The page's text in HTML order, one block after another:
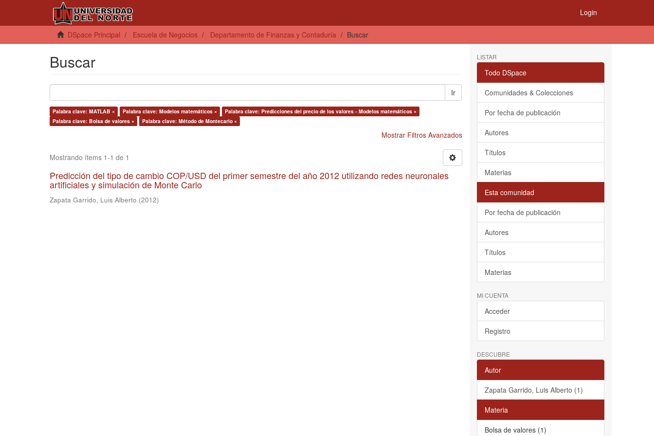
Login
DSpace Principal Escuela de Negocios Departamento de Finanzas y Contaduría Buscar
Buscar
Ir
Palabra clave: MATLAB × Palabra clave: Modelos matemáticos ×
Palabra clave: Predicciones del precio de los valores - Modelos matemáticos ×
Palabra clave: Bolsa de valores ×
Palabra clave: Método de Montecarlo ×
Mostrar Filtros Avanzados
Mostrando ítems 1-1 de 1
Predicción del tipo de cambio COP/USD del primer semestre del año 2012 utilizando redes neuronales
artificiales y simulación de Monte Carlo
Zapata Garrido, Luis Alberto (2012)
LISTAR
Todo DSpace
Comunidades & Colecciones
Por fecha de publicación
Autores
Títulos
Materias
Esta comunidad
Por fecha de publicación
Autores
Títulos
Materias
MI CUENTA
Acceder
Registro
DESCUBRE
Autor
Zapata Garrido, Luis Alberto (1)
Materia
Bolsa de valores (1)